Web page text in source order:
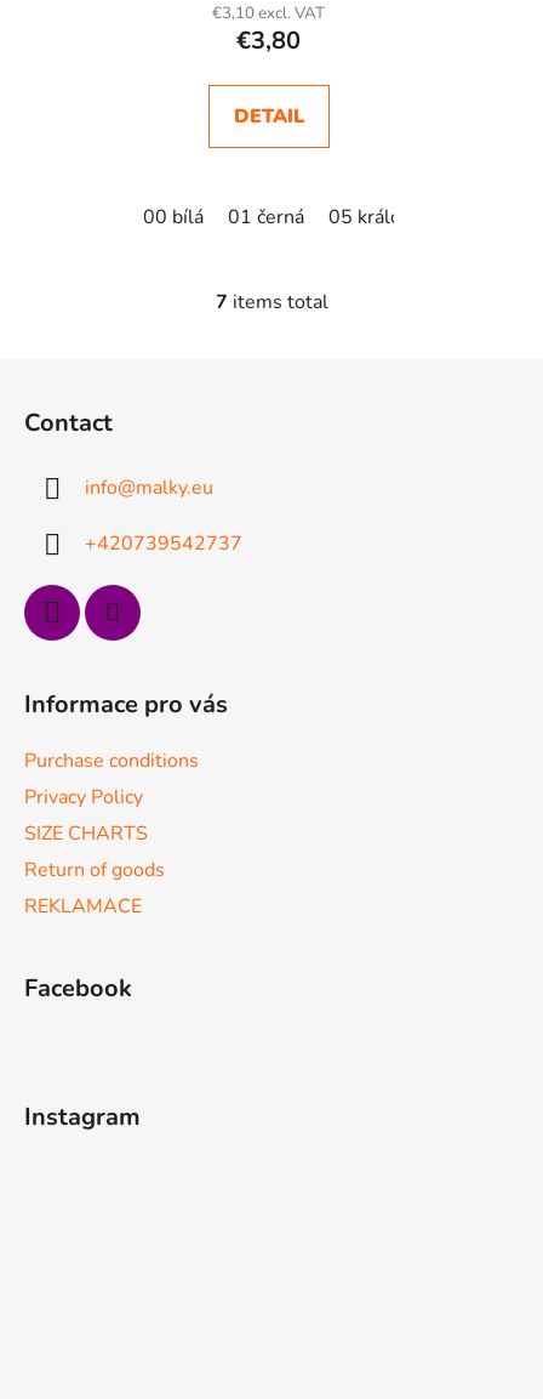
€3,10 excl. VAT
€3,80
DETAIL
00 bílá 01 černá 05 královská modrá
L
7 items total
Contact
info@malky.eu
+420739542737
Informace pro vás
Purchase conditions
Privacy Policy
SIZE CHARTS
Return of goods
REKLAMACE
Facebook
Instagram